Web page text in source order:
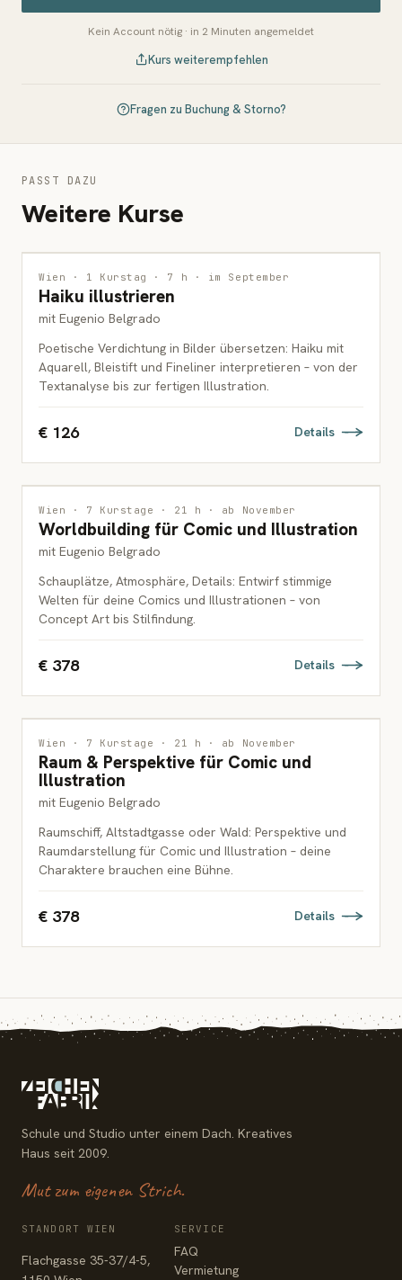
Kein Account nötig · in 2 Minuten angemeldet
Kurs weiterempfehlen
Fragen zu Buchung & Storno?
PASST DAZU
Weitere Kurse
ILLUSTRATION
ERWACHSENE
Wien · 1 Kurstag · 7 h · im September
Haiku illustrieren
mit Eugenio Belgrado
Poetische Verdichtung in Bilder übersetzen: Haiku mit
Aquarell, Bleistift und Fineliner interpretieren – von der
Textanalyse bis zur fertigen Illustration.
€ 126 Details
ILLUSTRATION
ERWACHSENE
Wien · 7 Kurstage · 21 h · ab November
Worldbuilding für Comic und Illustration
mit Eugenio Belgrado
Schauplätze, Atmosphäre, Details: Entwirf stimmige
Welten für deine Comics und Illustrationen – von
Concept Art bis Stilfindung.
€ 378 Details
ILLUSTRATION
ERWACHSENE
Wien · 7 Kurstage · 21 h · ab November
Raum & Perspektive für Comic und
Illustration
mit Eugenio Belgrado
Raumschiff, Altstadtgasse oder Wald: Perspektive und
Raumdarstellung für Comic und Illustration – deine
Charaktere brauchen eine Bühne.
€ 378 Details
Schule und Studio unter einem Dach. Kreatives
Haus seit 2009.
Mut zum eigenen Strich.
STANDORT WIEN
Flachgasse 35-37/4-5,
SERVICE
FAQ
Vermietung